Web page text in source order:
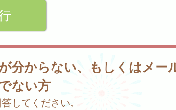
分からない、もしくはメー
ない方
してください。